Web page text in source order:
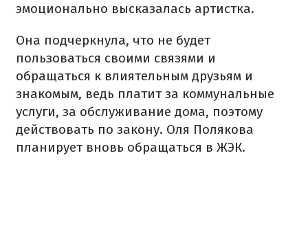
эмоционально высказалась артистка.
Она подчеркнула, что не будет
пользоваться своими связями и
обращаться к влиятельным друзьям и
знакомым, ведь платит за коммунальные
услуги, за обслуживание дома, поэтому
действовать по закону. Оля Полякова
планирует вновь обращаться в ЖЭК.